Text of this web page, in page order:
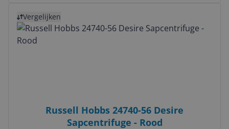
Vergelijken
Russell Hobbs 24740-56 Desire
Sapcentrifuge - Rood